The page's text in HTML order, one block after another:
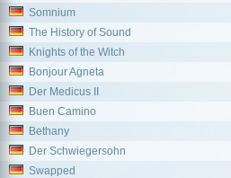
Somnium
The History of Sound
Knights of the Witch
Bonjour Agneta
Der Medicus II
Buen Camino
Bethany
Der Schwiegersohn
Swapped